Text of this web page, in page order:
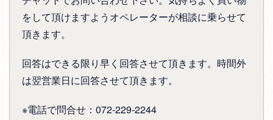
をして頂けますようオペレーターが相談に乗らせて
頂きます。
回答はできる限り早く回答させて頂きます。時間外
は翌営業日に回答させて頂きます。
※電話で問合せ：072-229-2244